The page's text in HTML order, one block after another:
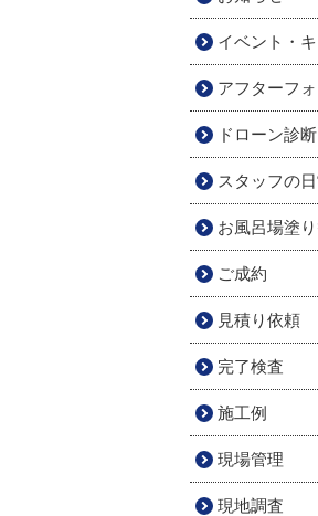
イベント・
アフターフ
ドローン診断
スタッフの
お風呂場塗
ご成約
見積り依頼
完了検査
施工例
現場管理
現地調査